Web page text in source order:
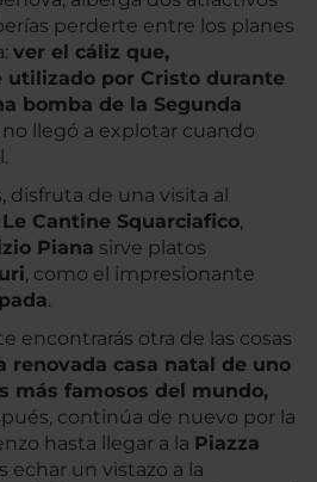
perderte entre los planes
ver el cáliz que,
utilizado por Cristo durante
bomba de la Segunda
llegó a explotar cuando
disfruta de una visita al
Le Cantine Squarciafico,
Piana sirve platos
, como el impresionante
.
encontrarás otra de las cosas
renovada casa natal de uno
más famosos del mundo,
continúa de nuevo por la
hasta llegar a la Piazza
echar un vistazo a la